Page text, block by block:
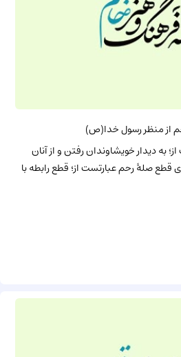
از منظر رسول خدا(ص)
به دیدار خویشاوندان رفتن و از آنان
معنای قطع صلۀ رحم عبارتست از؛ قطع رابطه با